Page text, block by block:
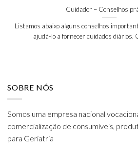
Cuidador – Conselhos
Listamos abaixo alguns conselhos
ajudá-lo a fornecer cuidados diários.
SOBRE NÓS
Somos uma empresa nacional
comercialização de consumíveis,
para Geriatria